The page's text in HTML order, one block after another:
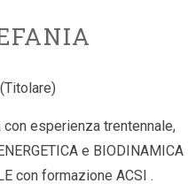
(Titolare)
esperienza trentennale,
e BIODINAMICA
con formazione ACSI .